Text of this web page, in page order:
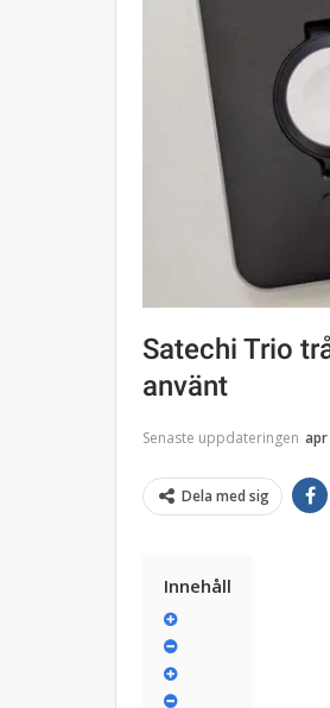
Satechi Trio
använt
Senaste uppdateringen apr
Dela med sig
Innehåll